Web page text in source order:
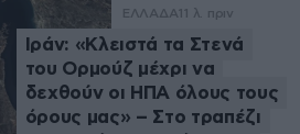
ΕΛΛΑΔΑ 11 λ. πριν
Ιράν: «Κλειστά τα Στενά
του Ορμούζ μέχρι να
δεχθούν οι ΗΠΑ όλους τους
όρους μας» – Στο τραπέζι